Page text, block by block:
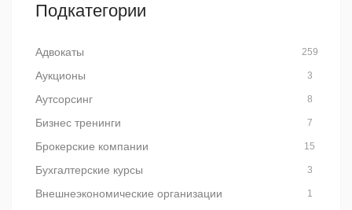
Подкатегории
Адвокаты 259
Аукционы 3
Аутсорсинг 8
Бизнес тренинги 7
Брокерские компании 15
Бухгалтерские курсы 3
Внешнеэкономические организации 1